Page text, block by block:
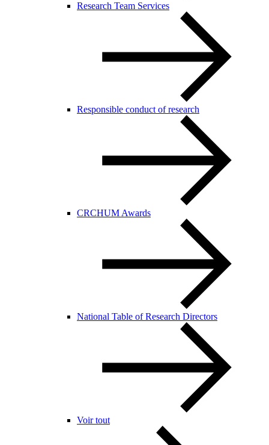
Research Team Services
Responsible conduct of research
CRCHUM Awards
National Table of Research Directors
Voir tout